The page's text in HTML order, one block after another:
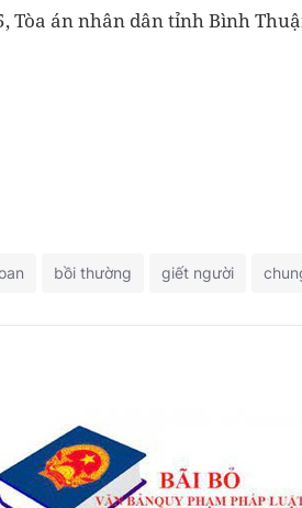
Tòa án nhân dân tỉnh Bình
bồi thường giết người